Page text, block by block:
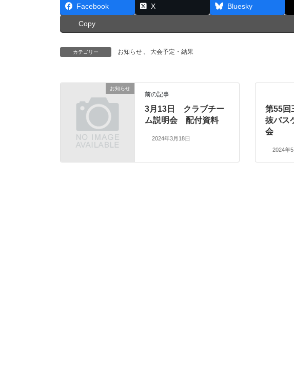
Facebook X Bluesky
Copy
カテゴリー お知らせ 、 大会予定・結果
お知らせ
前の記事
3月13日 クラブチー
ム説明会 配付資料
2024年3月18日
第55回
抜バス
会
2024年